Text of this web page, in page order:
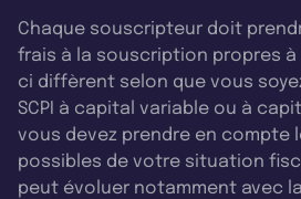
Chaque souscripteur doit
frais à la souscription propres à
ci diffèrent selon que vous
SCPI à capital variable ou à
vous devez prendre en compte
possibles de votre situation
peut évoluer notamment avec